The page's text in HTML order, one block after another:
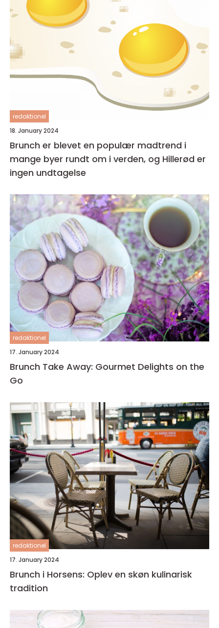
redaktionel
18. January 2024
Brunch er blevet en populær madtrend i
mange byer rundt om i verden, og Hillerød er
ingen undtagelse
redaktionel
17. January 2024
Brunch Take Away: Gourmet Delights on the
Go
redaktionel
17. January 2024
Brunch i Horsens: Oplev en skøn kulinarisk
tradition